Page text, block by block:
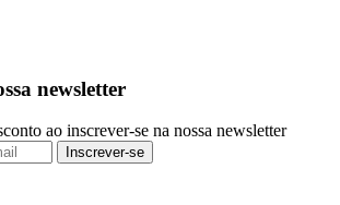
newsletter
ao inscrever-se na nossa newsletter
Inscrever-se